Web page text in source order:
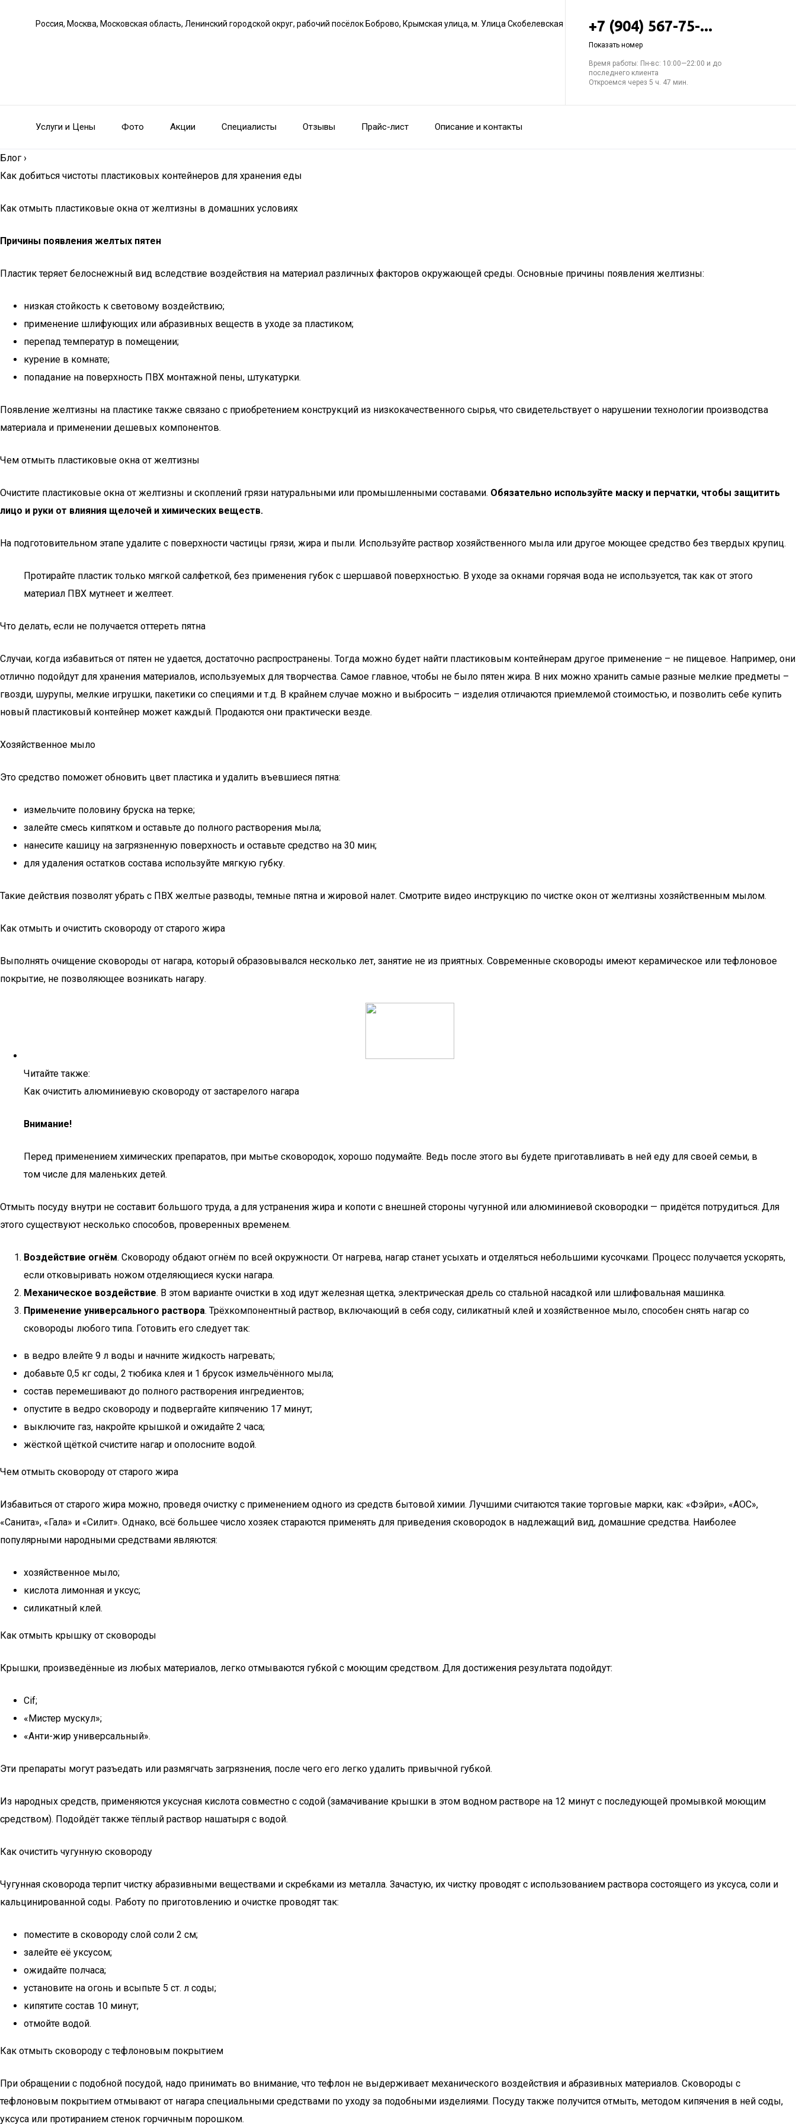
Россия, Москва, Московская область, Ленинский городской округ, рабочий посёлок Боброво, Крымская улица, м. Улица Скобелевская +7 (904) 567-75-...
Показать номер
Время работы: Пн-вс: 10:00—22:00 и до
последнего клиента
Откроемся через 5 ч. 47 мин.
Услуги и Цены Фото Акции Специалисты Отзывы Прайс-лист Описание и контакты
Блог ›
Как добиться чистоты пластиковых контейнеров для хранения еды
Как отмыть пластиковые окна от желтизны в домашних условиях
Причины появления желтых пятен
Пластик теряет белоснежный вид вследствие воздействия на материал различных факторов окружающей среды. Основные причины появления желтизны:
низкая стойкость к световому воздействию;
применение шлифующих или абразивных веществ в уходе за пластиком;
перепад температур в помещении;
курение в комнате;
попадание на поверхность ПВХ монтажной пены, штукатурки.
Появление желтизны на пластике также связано с приобретением конструкций из низкокачественного сырья, что свидетельствует о нарушении технологии производства
материала и применении дешевых компонентов.
Чем отмыть пластиковые окна от желтизны
Очистите пластиковые окна от желтизны и скоплений грязи натуральными или промышленными составами. Обязательно используйте маску и перчатки, чтобы защитить
лицо и руки от влияния щелочей и химических веществ.
На подготовительном этапе удалите с поверхности частицы грязи, жира и пыли. Используйте раствор хозяйственного мыла или другое моющее средство без твердых крупиц.
Протирайте пластик только мягкой салфеткой, без применения губок с шершавой поверхностью. В уходе за окнами горячая вода не используется, так как от этого
материал ПВХ мутнеет и желтеет.
Что делать, если не получается оттереть пятна
Случаи, когда избавиться от пятен не удается, достаточно распространены. Тогда можно будет найти пластиковым контейнерам другое применение – не пищевое. Например, они
отлично подойдут для хранения материалов, используемых для творчества. Самое главное, чтобы не было пятен жира. В них можно хранить самые разные мелкие предметы –
гвозди, шурупы, мелкие игрушки, пакетики со специями и т.д. В крайнем случае можно и выбросить – изделия отличаются приемлемой стоимостью, и позволить себе купить
новый пластиковый контейнер может каждый. Продаются они практически везде.
Хозяйственное мыло
Это средство поможет обновить цвет пластика и удалить въевшиеся пятна:
измельчите половину бруска на терке;
залейте смесь кипятком и оставьте до полного растворения мыла;
нанесите кашицу на загрязненную поверхность и оставьте средство на 30 мин;
для удаления остатков состава используйте мягкую губку.
Такие действия позволят убрать с ПВХ желтые разводы, темные пятна и жировой налет. Смотрите видео инструкцию по чистке окон от желтизны хозяйственным мылом.
Как отмыть и очистить сковороду от старого жира
Выполнять очищение сковороды от нагара, который образовывался несколько лет, занятие не из приятных. Современные сковороды имеют керамическое или тефлоновое
покрытие, не позволяющее возникать нагару.
Читайте также:
Как очистить алюминиевую сковороду от застарелого нагара
Внимание!
Перед применением химических препаратов, при мытье сковородок, хорошо подумайте. Ведь после этого вы будете приготавливать в ней еду для своей семьи, в
том числе для маленьких детей.
Отмыть посуду внутри не составит большого труда, а для устранения жира и копоти с внешней стороны чугунной или алюминиевой сковородки — придётся потрудиться. Для
этого существуют несколько способов, проверенных временем.
Воздействие огнём. Сковороду обдают огнём по всей окружности. От нагрева, нагар станет усыхать и отделяться небольшими кусочками. Процесс получается ускорять,
если отковыривать ножом отделяющиеся куски нагара.
Механическое воздействие. В этом варианте очистки в ход идут железная щетка, электрическая дрель со стальной насадкой или шлифовальная машинка.
Применение универсального раствора. Трёхкомпонентный раствор, включающий в себя соду, силикатный клей и хозяйственное мыло, способен снять нагар со
сковороды любого типа. Готовить его следует так:
в ведро влейте 9 л воды и начните жидкость нагревать;
добавьте 0,5 кг соды, 2 тюбика клея и 1 брусок измельчённого мыла;
состав перемешивают до полного растворения ингредиентов;
опустите в ведро сковороду и подвергайте кипячению 17 минут;
выключите газ, накройте крышкой и ожидайте 2 часа;
жёсткой щёткой счистите нагар и ополосните водой.
Чем отмыть сковороду от старого жира
Избавиться от старого жира можно, проведя очистку с применением одного из средств бытовой химии. Лучшими считаются такие торговые марки, как: «Фэйри», «АОС»,
«Санита», «Гала» и «Силит». Однако, всё большее число хозяек стараются применять для приведения сковородок в надлежащий вид, домашние средства. Наиболее
популярными народными средствами являются:
хозяйственное мыло;
кислота лимонная и уксус;
силикатный клей.
Как отмыть крышку от сковороды
Крышки, произведённые из любых материалов, легко отмываются губкой с моющим средством. Для достижения результата подойдут:
Cif;
«Мистер мускул»;
«Анти-жир универсальный».
Эти препараты могут разъедать или размягчать загрязнения, после чего его легко удалить привычной губкой.
Из народных средств, применяются уксусная кислота совместно с содой (замачивание крышки в этом водном растворе на 12 минут с последующей промывкой моющим
средством). Подойдёт также тёплый раствор нашатыря с водой.
Как очистить чугунную сковороду
Чугунная сковорода терпит чистку абразивными веществами и скребками из металла. Зачастую, их чистку проводят с использованием раствора состоящего из уксуса, соли и
кальцинированной соды. Работу по приготовлению и очистке проводят так:
поместите в сковороду слой соли 2 см;
залейте её уксусом;
ожидайте полчаса;
установите на огонь и всыпьте 5 ст. л соды;
кипятите состав 10 минут;
отмойте водой.
Как отмыть сковороду с тефлоновым покрытием
При обращении с подобной посудой, надо принимать во внимание, что тефлон не выдерживает механического воздействия и абразивных материалов. Сковороды с
тефлоновым покрытием отмывают от нагара специальными средствами по уходу за подобными изделиями. Посуду также получится отмыть, методом кипячения в ней соды,
уксуса или протиранием стенок горчичным порошком.